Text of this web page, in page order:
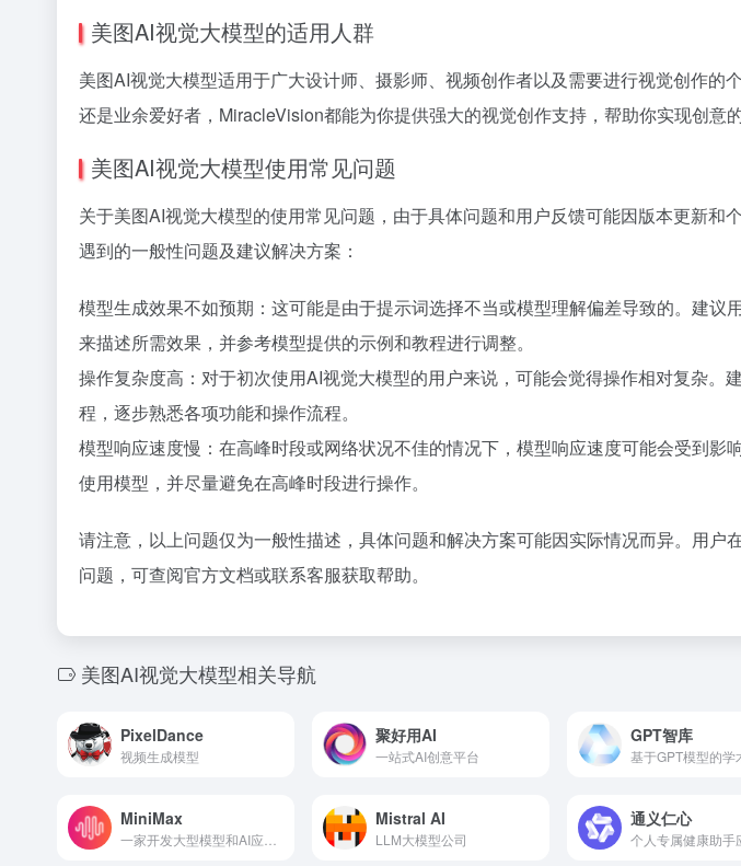
美图AI视觉大模型的适用人群
美图AI视觉大模型适用于广大设计师、摄影师、视频创作者以及需要进行视觉创作的
还是业余爱好者，MiracleVision都能为你提供强大的视觉创作支持，帮助你实现创意
美图AI视觉大模型使用常见问题
关于美图AI视觉大模型的使用常见问题，由于具体问题和用户反馈可能因版本更新和
遇到的一般性问题及建议解决方案：
模型生成效果不如预期：这可能是由于提示词选择不当或模型理解偏差导致的。建议
来描述所需效果，并参考模型提供的示例和教程进行调整。
操作复杂度高：对于初次使用AI视觉大模型的用户来说，可能会觉得操作相对复杂。
程，逐步熟悉各项功能和操作流程。
模型响应速度慢：在高峰时段或网络状况不佳的情况下，模型响应速度可能会受到影
使用模型，并尽量避免在高峰时段进行操作。
请注意，以上问题仅为一般性描述，具体问题和解决方案可能因实际情况而异。用户
问题，可查阅官方文档或联系客服获取帮助。
美图AI视觉大模型相关导航
PixelDance
视频生成模型
聚好用AI
一站式AI创意平台
GPT智库
基于GPT模型的学
MiniMax Mistral AI
LLM大模型公司
通义仁心
个人专属健康助手